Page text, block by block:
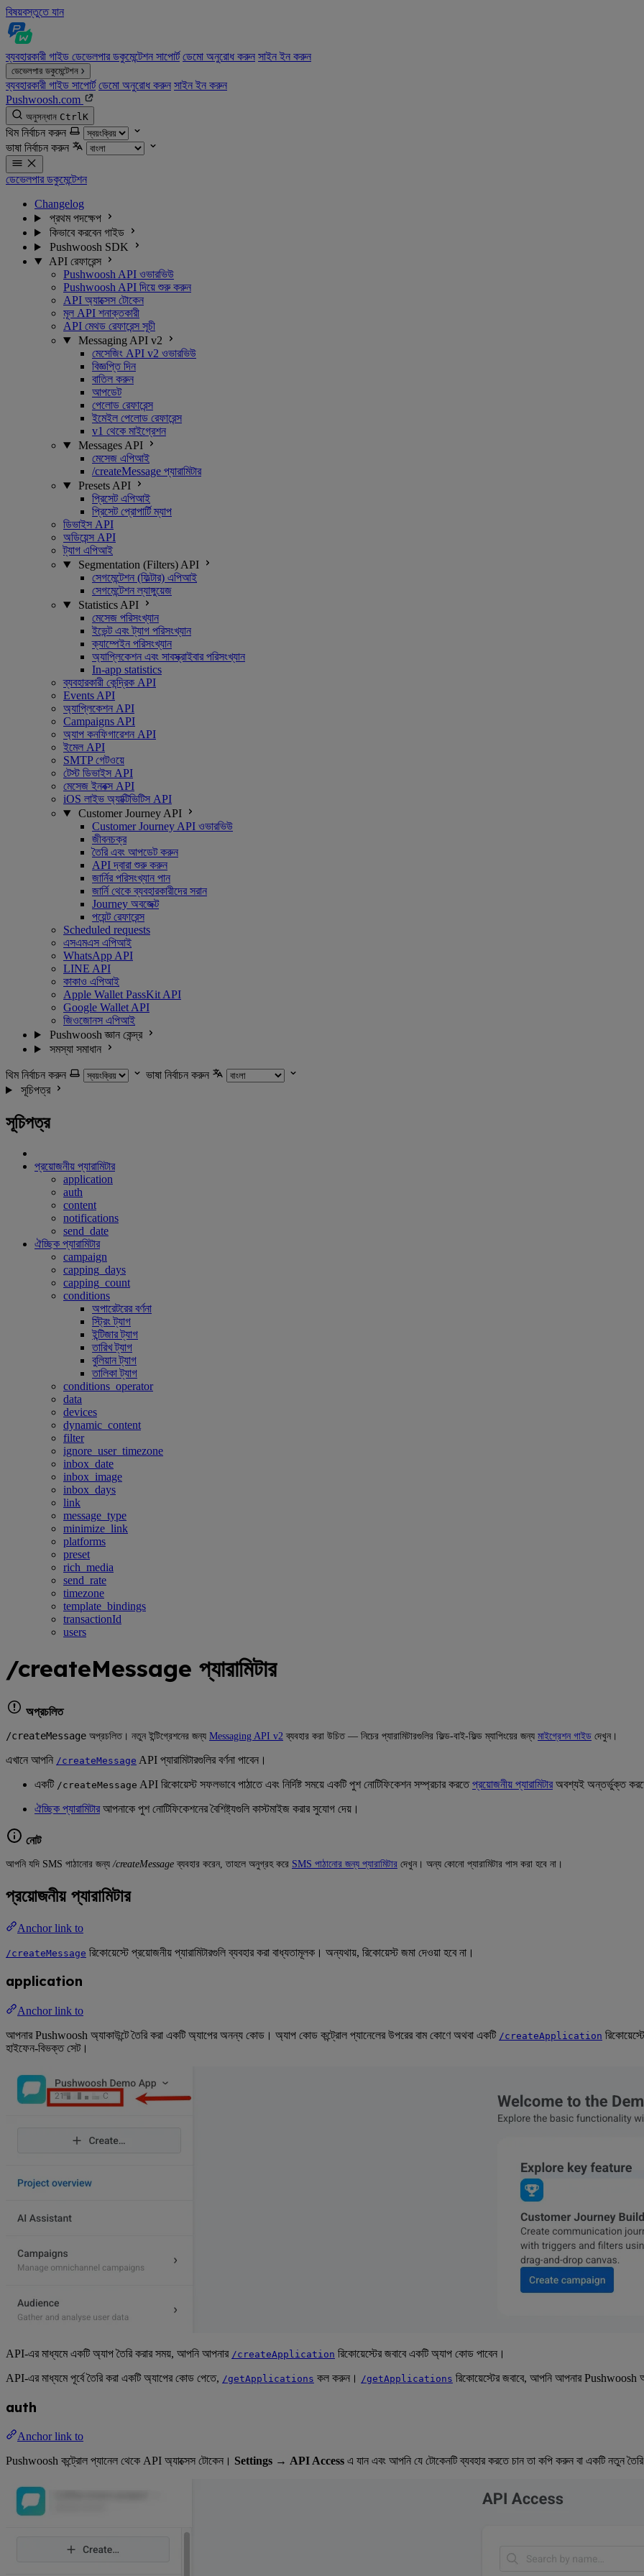
বিষয়বস্তুতে যান
ব্যবহারকারী গাইড ডেভেলপার ডকুমেন্টেশন সাপোর্ট ডেমো অনুরোধ করুন সাইন ইন করুন
ডেভেলপার ডকুমেন্টেশন
ব্যবহারকারী গাইড সাপোর্ট ডেমো অনুরোধ করুন সাইন ইন করুন
Pushwoosh.com
অনুসন্ধান CtrlK
থিম নির্বাচন করুন
ভাষা নির্বাচন করুন
ডেভেলপার ডকুমেন্টেশন
Changelog
প্রথম পদক্ষেপ
কিভাবে করবেন গাইড
Pushwoosh SDK
API রেফারেন্স
Pushwoosh API ওভারভিউ
Pushwoosh API দিয়ে শুরু করুন
API অ্যাক্সেস টোকেন
মূল API শনাক্তকারী
API মেথড রেফারেন্স সূচী
Messaging API v2
মেসেজিং API v2 ওভারভিউ
বিজ্ঞপ্তি দিন
বাতিল করুন
আপডেট
পেলোড রেফারেন্স
ইমেইল পেলোড রেফারেন্স
v1 থেকে মাইগ্রেশন
Messages API
মেসেজ এপিআই
/createMessage প্যারামিটার
Presets API
প্রিসেট এপিআই
প্রিসেট প্রোপার্টি ম্যাপ
ডিভাইস API
অডিয়েন্স API
ট্যাগ এপিআই
Segmentation (Filters) API
সেগমেন্টেশন (ফিল্টার) এপিআই
সেগমেন্টেশন ল্যাঙ্গুয়েজ
Statistics API
মেসেজ পরিসংখ্যান
ইভেন্ট এবং ট্যাগ পরিসংখ্যান
ক্যাম্পেইন পরিসংখ্যান
অ্যাপ্লিকেশন এবং সাবস্ক্রাইবার পরিসংখ্যান
In-app statistics
ব্যবহারকারী কেন্দ্রিক API
Events API
অ্যাপ্লিকেশন API
Campaigns API
অ্যাপ কনফিগারেশন API
ইমেল API
SMTP গেটওয়ে
টেস্ট ডিভাইস API
মেসেজ ইনবক্স API
iOS লাইভ অ্যাক্টিভিটিস API
Customer Journey API
Customer Journey API ওভারভিউ
জীবনচক্র
তৈরি এবং আপডেট করুন
API দ্বারা শুরু করুন
জার্নির পরিসংখ্যান পান
জার্নি থেকে ব্যবহারকারীদের সরান
Journey অবজেক্ট
পয়েন্ট রেফারেন্স
Scheduled requests
এসএমএস এপিআই
WhatsApp API
LINE API
কাকাও এপিআই
Apple Wallet PassKit API
Google Wallet API
জিওজোনস এপিআই
Pushwoosh জ্ঞান কেন্দ্র
সমস্যা সমাধান
থিম নির্বাচন করুন
ভাষা নির্বাচন করুন
সূচিপত্র
সূচিপত্র
প্রয়োজনীয় প্যারামিটার
application
auth
content
notifications
send_date
ঐচ্ছিক প্যারামিটার
campaign
capping_days
capping_count
conditions
অপারেটরের বর্ণনা
স্ট্রিং ট্যাগ
ইন্টিজার ট্যাগ
তারিখ ট্যাগ
বুলিয়ান ট্যাগ
তালিকা ট্যাগ
conditions_operator
data
devices
dynamic_content
filter
ignore_user_timezone
inbox_date
inbox_image
inbox_days
link
message_type
minimize_link
platforms
preset
rich_media
send_rate
timezone
template_bindings
transactionId
users
/createMessage প্যারামিটার
অপ্রচলিত
/createMessage অপ্রচলিত। নতুন ইন্টিগ্রেশনের জন্য Messaging API v2 ব্যবহার করা উচিত — নিচের প্যারামিটারগুলির ফিল্ড-বাই-ফিল্ড ম্যাপিংয়ের জন্য মাইগ্রেশন গাইড দেখুন।
এখানে আপনি /createMessage API প্যারামিটারগুলির বর্ণনা পাবেন।
একটি /createMessage API রিকোয়েস্ট সফলভাবে পাঠাতে এবং নির্দিষ্ট সময়ে একটি পুশ নোটিফিকেশন সম্প্রচার করতেপ্রয়োজনীয় প্যারামিটারঅবশ্যই অন্তর্ভুক্ত
ঐচ্ছিক প্যারামিটারআপনাকে পুশ নোটিফিকেশনের বৈশিষ্ট্যগুলি কাস্টমাইজ করার সুযোগ দেয়।
নোট
আপনি যদি SMS পাঠানোর জন্য /createMessage ব্যবহার করেন, তাহলে অনুগ্রহ করে SMS পাঠানোর জন্য প্যারামিটার দেখুন। অন্য কোনো প্যারামিটার পাস করা হবে না।
প্রয়োজনীয় প্যারামিটার
Anchor link to
/createMessage রিকোয়েস্টে প্রয়োজনীয় প্যারামিটারগুলি ব্যবহার করা বাধ্যতামূলক। অন্যথায়, রিকোয়েস্ট জমা দেওয়া হবে না।
application
Anchor link to
আপনার Pushwoosh অ্যাকাউন্টে তৈরি করা একটি অ্যাপের অনন্য কোড। অ্যাপ কোড কন্ট্রোল প্যানেলের উপরের বাম কোণে অথবা একটি /createApplication
হাইফেন-বিভক্ত সেট।
API-এর মাধ্যমে একটি অ্যাপ তৈরি করার সময়, আপনি আপনার /createApplication রিকোয়েস্টের জবাবে একটি অ্যাপ কোড পাবেন।
API-এর মাধ্যমে পূর্বে তৈরি করা একটি অ্যাপের কোড পেতে, /getApplications কল করুন। /getApplications রিকোয়েস্টের জবাবে, আপনি আপনার Pushwoosh
auth
Anchor link to
Pushwoosh কন্ট্রোল প্যানেল থেকে API অ্যাক্সেস টোকেন। Settings → API Access এ যান এবং আপনি যে টোকেনটি ব্যবহার করতে চান তা কপি করুন বা একটি নতুন